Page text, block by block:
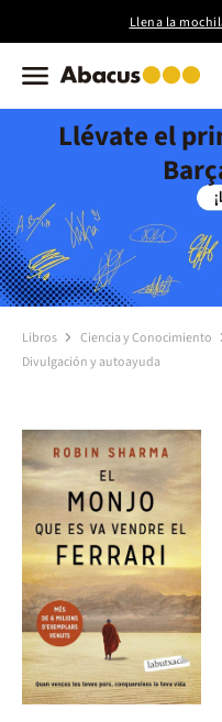
Llena la
Llévate el
Libros Ciencia y Conocimiento
Divulgación y autoayuda